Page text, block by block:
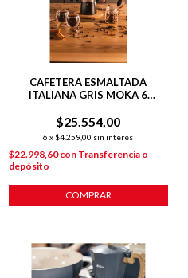
CAFETERA ESMALTADA
ITALIANA GRIS MOKA 6
$25.554,00
6 x $4.259,00 sin interés
$22.998,60con Transferencia o
depósito
COMPRAR